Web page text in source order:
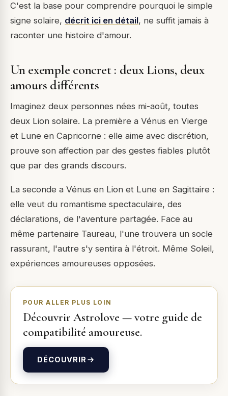
C'est la base pour comprendre pourquoi le simple
signe solaire, décrit ici en détail, ne suffit jamais à
raconter une histoire d'amour.
Un exemple concret : deux Lions, deux
amours différents
Imaginez deux personnes nées mi-août, toutes
deux Lion solaire. La première a Vénus en Vierge
et Lune en Capricorne : elle aime avec discrétion,
prouve son affection par des gestes fiables plutôt
que par des grands discours.
La seconde a Vénus en Lion et Lune en Sagittaire :
elle veut du romantisme spectaculaire, des
déclarations, de l'aventure partagée. Face au
même partenaire Taureau, l'une trouvera un socle
rassurant, l'autre s'y sentira à l'étroit. Même Soleil,
expériences amoureuses opposées.
POUR ALLER PLUS LOIN
Découvrir Astrolove —votre guide de
compatibilité amoureuse.
DÉCOUVRIR